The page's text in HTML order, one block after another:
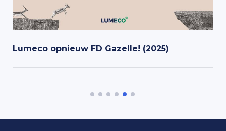
Lumeco opnieuw FD Gazelle! (2025)